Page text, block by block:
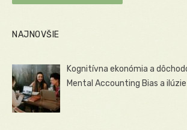
NAJNOVŠIE
Kognitívna ekonómia a
Mental Accounting Bias a